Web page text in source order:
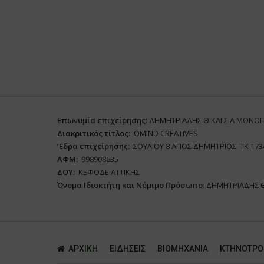
Επωνυμία επιχείρησης: ΔΗΜΗΤΡΙΑΔΗΣ Θ ΚΑΙ ΣΙΑ
Διακριτικός τίτλος: ΟΜΙΝD CREATIVES
‘Eδρα επιχείρησης: ΣΟΥΛΙΟΥ 8 ΑΓΙΟΣ ΔΗΜΗΤΡΙΟΣ ΤΚ
ΑΦΜ: 998908635
ΔΟΥ: ΚΕΦΟΔΕ ΑΤΤΙΚΗΣ
Όνομα Ιδιοκτήτη και Νόμιμο Πρόσωπο: ΔΗΜΗΤΡΙΑΔΗΣ
ΑΡΧΙΚΗ ΕΙΔΗΣΕΙΣ ΒΙΟΜΗΧΑΝΙΑ